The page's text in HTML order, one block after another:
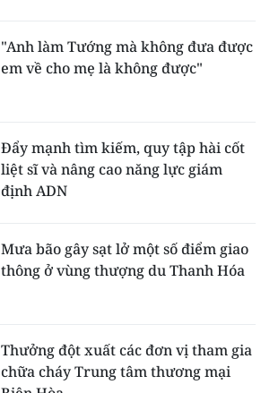
"Anh làm Tướng mà không đưa được
em về cho mẹ là không được"
Đẩy mạnh tìm kiếm, quy tập hài cốt
liệt sĩ và nâng cao năng lực giám
định ADN
Mưa bão gây sạt lở một số điểm giao
thông ở vùng thượng du Thanh Hóa
Thưởng đột xuất các đơn vị tham gia
chữa cháy Trung tâm thương mại